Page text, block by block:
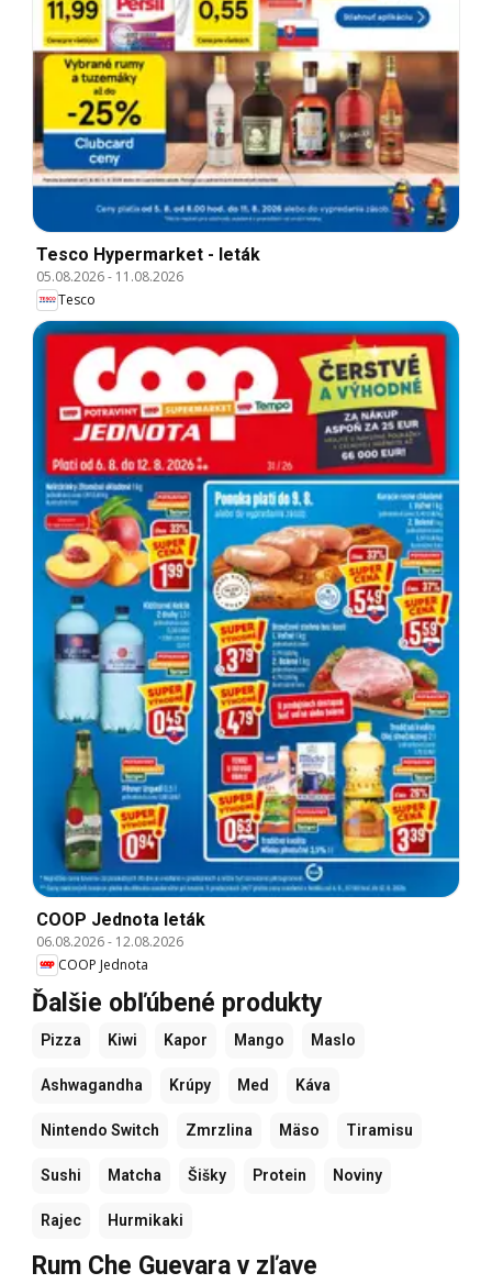
Tesco Hypermarket - leták
05.08.2026- 11.08.2026
Tesco
COOP Jednota leták
06.08.2026- 12.08.2026
COOP Jednota
Ďalšie obľúbené produkty
Pizza Kiwi Kapor Mango Maslo
Ashwagandha Krúpy Med Káva
Nintendo Switch Zmrzlina Mäso Tiramisu
Sushi Matcha Šišky Protein Noviny
Rajec Hurmikaki
Rum Che Guevara v zľave